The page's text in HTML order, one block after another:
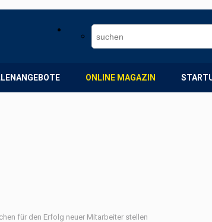
ONLINE MAGAZIN
für den Erfolg neuer Mitarbeiter stellen